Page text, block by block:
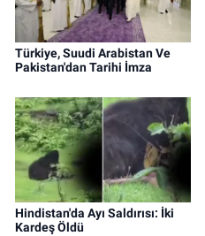
Türkiye, Suudi Arabistan Ve
Pakistan'dan Tarihi İmza
Hindistan'da Ayı Saldırısı: İki
Kardeş Öldü